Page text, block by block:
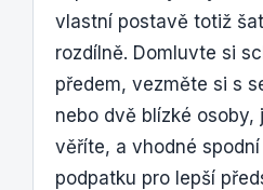
vlastní postavě totiž
rozdílně. Domluvte si
předem, vezměte si s
nebo dvě blízké osoby,
věříte, a vhodné
podpatku pro lepší